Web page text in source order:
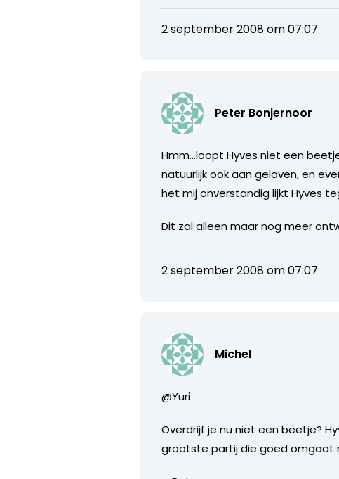
2 september 2008 om 07:07
Peter Bonjernoor
Hmm…loopt Hyves niet een
natuurlijk ook aan geloven, en
het mij onverstandig lijkt Hyves
Dit zal alleen maar nog meer
2 september 2008 om 07:07
Michel
@Yuri
Overdrijf je nu niet een beetje?
grootste partij die goed omgaat